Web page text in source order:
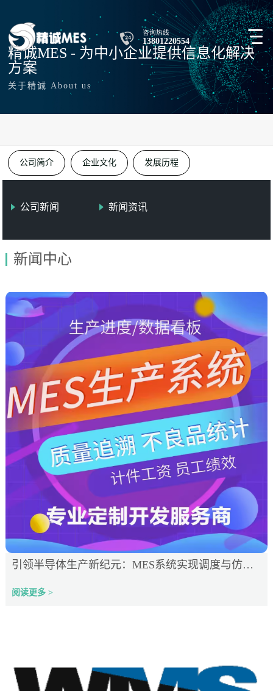
咨询热线
13801220554
精诚MES - 为中小企业提供信息化解决
方案
关于精诚 About us
公司简介 企业文化 发展历程
公司新闻 新闻资讯
新闻中心
引领半导体生产新纪元：MES系统实现调度与仿真的革新
阅读更多 >